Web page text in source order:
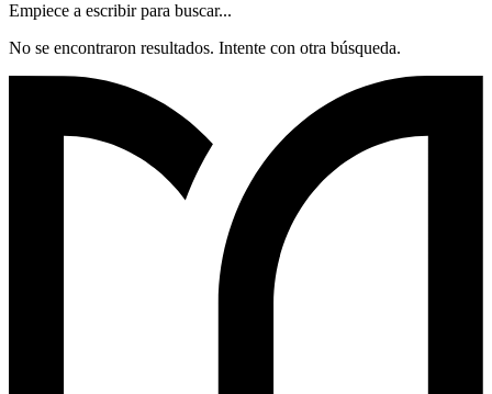
Empiece a escribir para buscar...
No se encontraron resultados. Intente con otra búsqueda.